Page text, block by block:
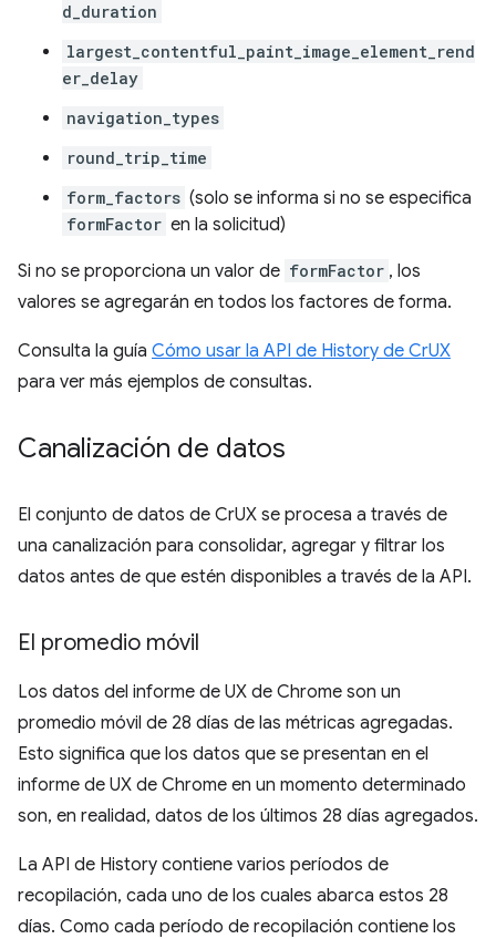
d_duration
largest_contentful_paint_image_element_rend
er_delay
navigation_types
round_trip_time
form_factors (solo se informa si no se especifica
formFactor en la solicitud)
Si no se proporciona un valor de formFactor , los
valores se agregarán en todos los factores de forma.
Consulta la guía Cómo usar la API de History de CrUX
para ver más ejemplos de consultas.
Canalización de datos
El conjunto de datos de CrUX se procesa a través de
una canalización para consolidar, agregar y filtrar los
datos antes de que estén disponibles a través de la API.
El promedio móvil
Los datos del informe de UX de Chrome son un
promedio móvil de 28 días de las métricas agregadas.
Esto significa que los datos que se presentan en el
informe de UX de Chrome en un momento determinado
son, en realidad, datos de los últimos 28 días agregados.
La API de History contiene varios períodos de
recopilación, cada uno de los cuales abarca estos 28
días. Como cada período de recopilación contiene los